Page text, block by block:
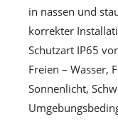
in nassen und
korrekter
Schutzart IP65
Freien – Wasser,
Sonnenlicht,